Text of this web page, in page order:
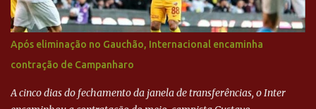
Após eliminação no Gauchão, Internacional encaminha
contração de Campanharo
A cinco dias do fechamento da janela de transferências, o Inter